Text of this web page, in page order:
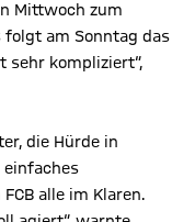
Mittwoch zum
am Sonntag das
sehr kompliziert“,
die Hürde in
einfaches
alle im Klaren.